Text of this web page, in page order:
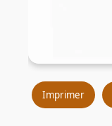
Imprimer